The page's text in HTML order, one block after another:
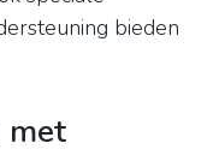
bieden
met